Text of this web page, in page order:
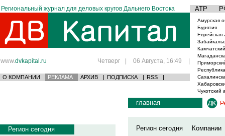
Региональный журнал для деловых кругов Дальнего Востока АТР
www.dvkapital.ru Четверг | 06 Августа, 16:49 |
О КОМПАНИИ РЕКЛАМА АРХИВ | ПОДПИСКА | RSS |
Амурская
Бурятия
Еврейская
Чукотский
Регион сегодня
главная
Регион сегодня
Компании